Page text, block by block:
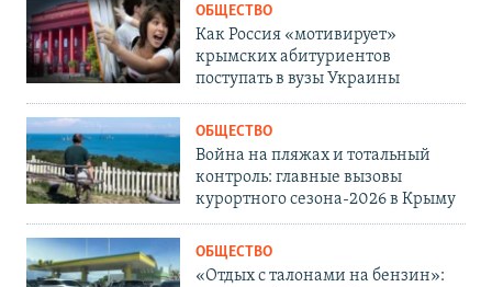
ОБЩЕСТВО
Как Россия «мотивирует»
крымских абитуриентов
поступать в вузы Украины
ОБЩЕСТВО
Война на пляжах и тотальный
контроль: главные вызовы
курортного сезона-2026 в Крыму
ОБЩЕСТВО
«Отдых с талонами на бензин»: